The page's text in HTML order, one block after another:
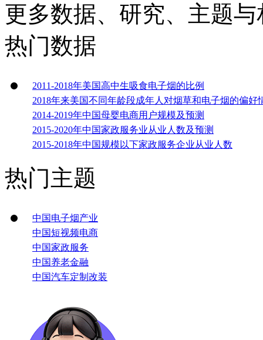
更多数据、研究、主题
热门数据
2011-2018年美国高中生吸食电子烟的比例
2018年来美国不同年龄段成年人对烟草和电子烟的偏好
2014-2019年中国母婴电商用户规模及预测
2015-2020年中国家政服务业从业人数及预测
2015-2018年中国规模以下家政服务企业从业人数
热门主题
中国电子烟产业
中国短视频电商
中国家政服务
中国养老金融
中国汽车定制改装